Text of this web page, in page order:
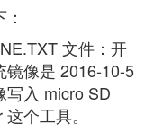
文件：开
镜像是 2016-10-5
写入 micro SD
个工具。